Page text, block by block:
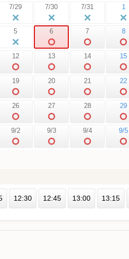
7/29 7/30 7/31 1
5 6 7 8
12 13 14 15
19 20 21 22
26 27 28 29
9/2 9/3 9/4 9/5
12:30 12:45 13:00 13:15